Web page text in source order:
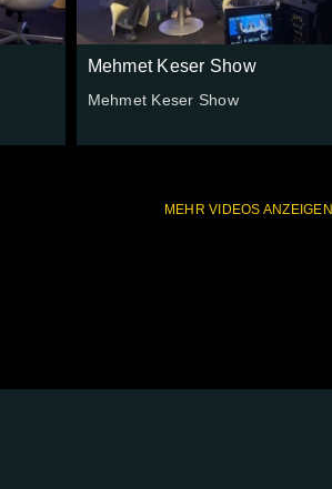
Mehmet Keser Show
Mehmet Keser Show
MEHR VIDEOS ANZEIGEN